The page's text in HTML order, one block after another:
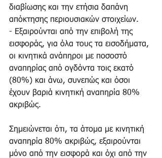
διαβίωσης και την ετήσια δαπάνη
απόκτησης περιουσιακών στοιχείων.
- Εξαιρούνται από την επιβολή της
εισφοράς, για όλα τους τα εισοδήματα,
οι κινητικά ανάπηροι με ποσοστό
αναπηρίας από ογδόντα τοις εκατό
(80%) και άνω, συνεπώς και όσοι
έχουν βαριά κινητική αναπηρία 80%
ακριβώς.
Σημειώνεται ότι, τα άτομα με κινητική
αναπηρία 80% ακριβώς, εξαιρούνται
μόνο από την εισφορά και όχι από την